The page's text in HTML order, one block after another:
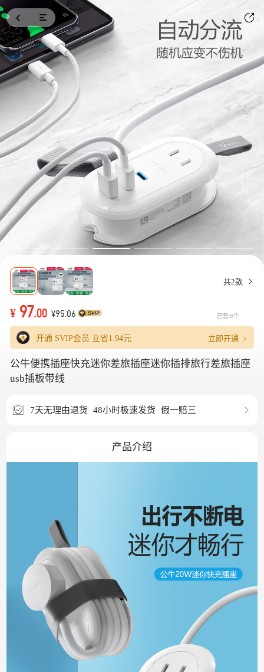
共2款
¥ 97.00 ¥95.06 已售:0个
开通 SVIP会员 立省1.94元 立即开通
公牛便携插座快充迷你差旅插座迷你插排旅行差旅插座
usb插板带线
7天无理由退货 48小时极速发货 假一赔三
产品介绍